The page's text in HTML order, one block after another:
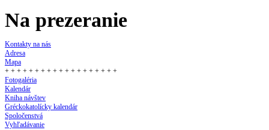
Na prezeranie
Kontakty na nás
Adresa
Mapa
+ + + + + + + + + + + + + + + + + + +
Fotogaléria
Kalendár
Kniha návštev
Gréckokatolícky kalendár
Spoločenstvá
Vyhľadávanie